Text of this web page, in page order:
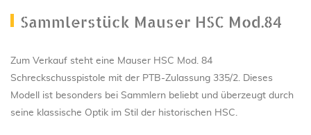
Sammlerstück Mauser HSC Mod.84
Zum Verkauf steht eine Mauser HSC Mod. 84
Schreckschusspistole mit der PTB-Zulassung 335/2. Dieses
Modell ist besonders bei Sammlern beliebt und überzeugt durch
seine klassische Optik im Stil der historischen HSC.